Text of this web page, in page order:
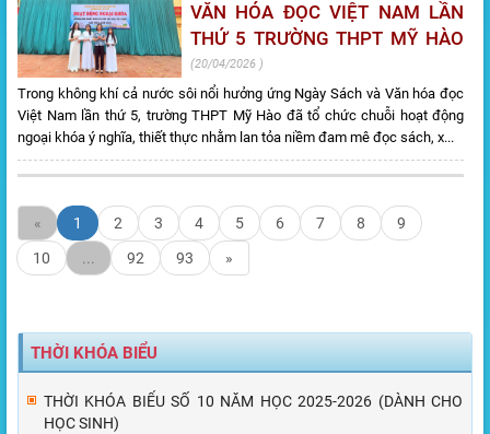
VĂN HÓA ĐỌC VIỆT NAM LẦN
THỨ 5 TRƯỜNG THPT MỸ HÀO
20/04/2026
Trong không khí cả nước sôi nổi hưởng ứng Ngày Sách và Văn hóa đọc
Việt Nam lần thứ 5, trường THPT Mỹ Hào đã tổ chức chuỗi hoạt động
ngoại khóa ý nghĩa, thiết thực nhằm lan tỏa niềm đam mê đọc sách, x...
« 1 2 3 4 5 6 7 8
9
10
... 92 93 »
THỜI KHÓA BIỂU
THỜI KHÓA BIỂU SỐ 10 NĂM HỌC 2025-2026 (DÀNH CHO
HỌC SINH)